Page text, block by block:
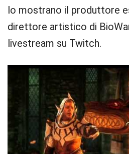
lo mostrano il produttore
direttore artistico di
livestream su Twitch.